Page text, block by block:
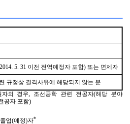
5. 31 이전 전역예정자 포함) 또는 면제자
규정상 결격사유에 해당되지 않는 분
자의 경우, 조선공학 관련 전공자(해당 분야
공자 포함)
업(예정)자*